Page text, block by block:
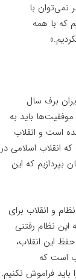
نمی‌توان با
که با همه
برف سال
باید به
است و انقلاب
انقلاب اسلامی در
که این
و انقلاب برای
نظام رفتنی
این انقلاب،
است که
فراموش نکنیم.